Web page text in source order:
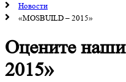
Новости
«MOSBUILD – 2015»
Оцените
2015»